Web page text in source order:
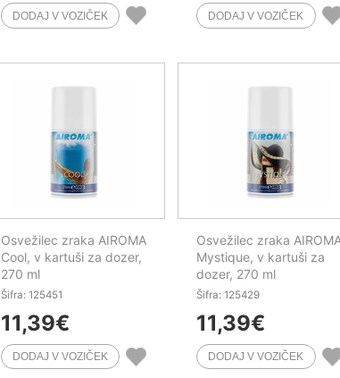
Osvežilec zraka AIROMA
Cool, v kartuši za dozer,
270 ml
Šifra: 125451
11,39€
Osvežilec zraka
Mystique, v kartuši za
dozer, 270 ml
Šifra: 125429
11,39€